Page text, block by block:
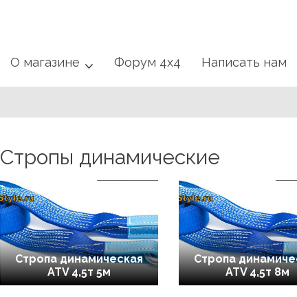
О магазине Форум 4x4 Написать нам
Стропы динамические
Стропа динамическая
ATV 4,5т 5м
Стропа
ATV 4,5т 8м